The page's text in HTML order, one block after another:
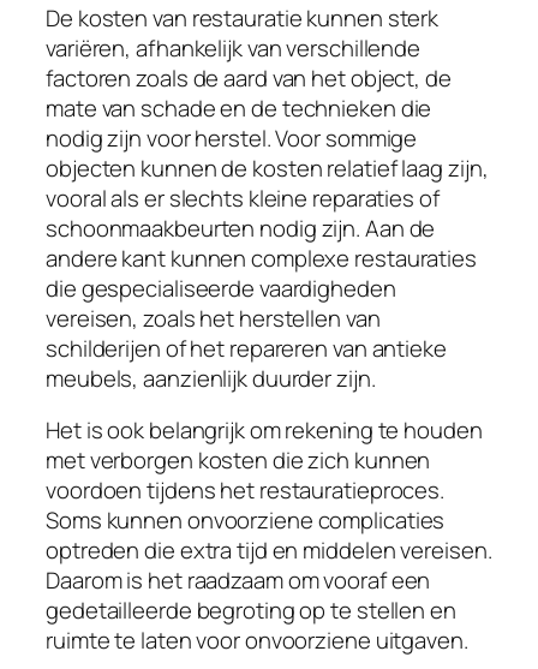
De kosten van restauratie kunnen sterk
variëren, afhankelijk van verschillende
factoren zoals de aard van het object, de
mate van schade en de technieken die
nodig zijn voor herstel. Voor sommige
objecten kunnen de kosten relatief laag zijn,
vooral als er slechts kleine reparaties of
schoonmaakbeurten nodig zijn. Aan de
andere kant kunnen complexe restauraties
die gespecialiseerde vaardigheden
vereisen, zoals het herstellen van
schilderijen of het repareren van antieke
meubels, aanzienlijk duurder zijn.
Het is ook belangrijk om rekening te houden
met verborgen kosten die zich kunnen
voordoen tijdens het restauratieproces.
Soms kunnen onvoorziene complicaties
optreden die extra tijd en middelen vereisen.
Daarom is het raadzaam om vooraf een
gedetailleerde begroting op te stellen en
ruimte te laten voor onvoorziene uitgaven.